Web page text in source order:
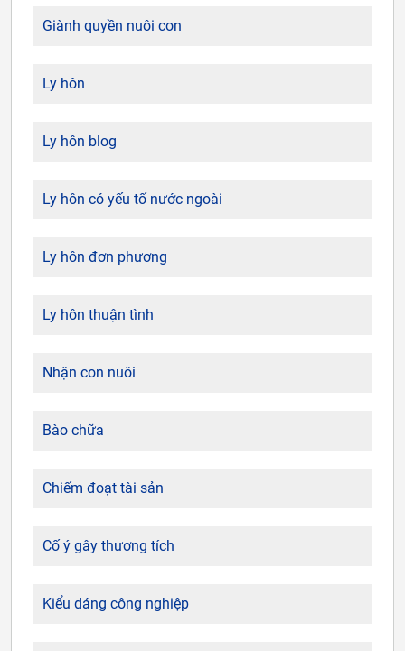
Giành quyền nuôi con
Ly hôn
Ly hôn blog
Ly hôn có yếu tố nước ngoài
Ly hôn đơn phương
Ly hôn thuận tình
Nhận con nuôi
Bào chữa
Chiếm đoạt tài sản
Cố ý gây thương tích
Kiểu dáng công nghiệp